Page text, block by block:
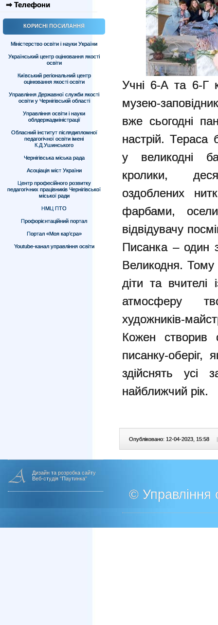
⇒ Телефони
КОРИСНІ ПОСИЛАННЯ
Міністерство освіти і науки України
Український центр оцінювання якості
освіти
Київський регіональний центр
оцінювання якості освіти
Управління Державної служби якості
освіти у Чернігівській області
Управління освіти і науки
облдержадміністрації
Обласний інститут післядипломної
педагогічної освіти імені
К.Д.Ушинського
Чернігівська міська рада
Асоціація міст України
Центр професійного розвитку
педагогічних працівників Чернігівської
міської ради
НМЦ ПТО
Профорієнтаційний портал
Портал «Моя кар’єра»
Youtube-канал управління освіти
Учні 6-А та 6-Г
музею-
вже сьогодні
настрій. Тераса
у великодні
кролики,
оздоблених
фарбами,
відвідувачу
Писанка – один
Великодня. Тому
діти та вчителі
атмосферу
художників-
Кожен створив
писанку-оберіг,
здійснять усі
найближчий рік.
Опубліковано: 12-04-2023, 15:58 |
Дизайн та розробка сайту
Веб-студія "Паутинка"
© Управління